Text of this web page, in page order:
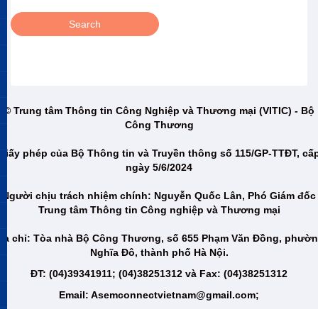
© Trung tâm Thông tin Công Nghiệp và Thương mại (VITIC) - Bộ
Công Thương
phép của Bộ Thông tin và Truyền thông số 115/GP-TTĐT,
ngày 5/6/2024
Người chịu trách nhiệm chính: Nguyễn Quốc Lân, Phó Giám đốc
Trung tâm Thông tin Công nghiệp và Thương mại
chỉ: Tòa nhà Bộ Công Thương, số 655 Phạm Văn Đồng,
Nghĩa Đô, thành phố Hà Nội.
ĐT: (04)39341911; (04)38251312 và Fax: (04)38251312
Email: Asemconnectvietnam@gmail.com;